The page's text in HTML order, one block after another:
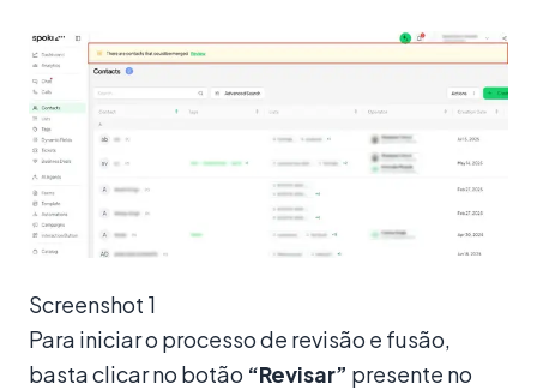
Screenshot 1
Para iniciar o processo de revisão e fusão,
basta clicar no botão “Revisar” presente no